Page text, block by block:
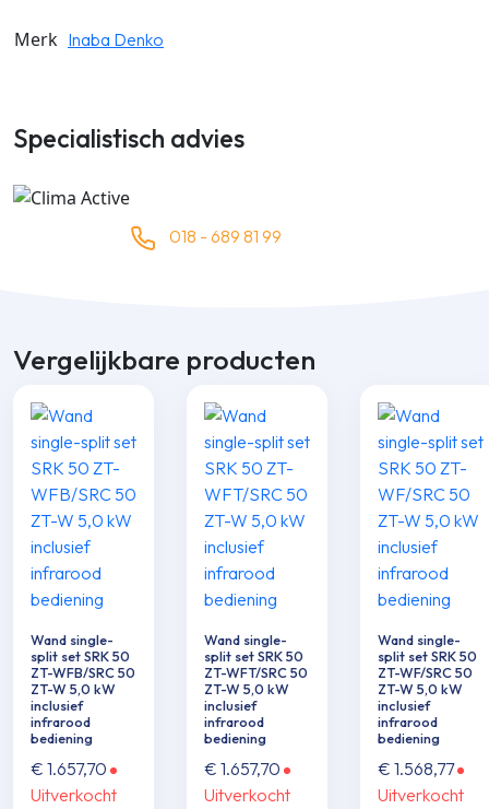
Merk Inaba Denko
Specialistisch advies
018 - 689 81 99
Vergelijkbare producten
Wand single-
split set SRK 50
ZT-WFB/SRC 50
ZT-W 5,0 kW
inclusief
infrarood
bediening
€ 1.657,70
Uitverkocht
Wand single-
split set SRK 50
ZT-WFT/SRC 50
ZT-W 5,0 kW
inclusief
infrarood
bediening
€ 1.657,70
Uitverkocht
Wand single-
split set SRK 50
ZT-WF/SRC 50
ZT-W 5,0 kW
inclusief
infrarood
bediening
€ 1.568,77
Uitverkocht